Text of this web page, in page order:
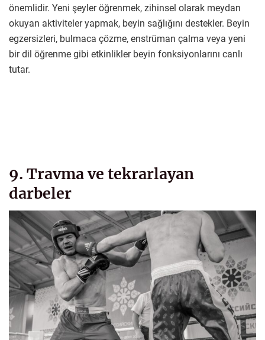
önemlidir. Yeni şeyler öğrenmek, zihinsel olarak meydan
okuyan aktiviteler yapmak, beyin sağlığını destekler. Beyin
egzersizleri, bulmaca çözme, enstrüman çalma veya yeni
bir dil öğrenme gibi etkinlikler beyin fonksiyonlarını canlı
tutar.
9. Travma ve tekrarlayan
darbeler